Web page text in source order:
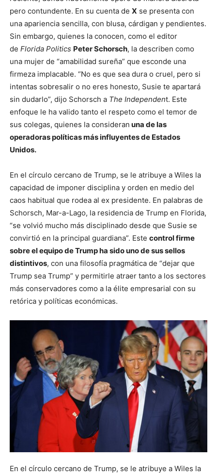
pero contundente. En su cuenta de X se presenta con
una apariencia sencilla, con blusa, cárdigan y pendientes.
Sin embargo, quienes la conocen, como el editor
de Florida Politics Peter Schorsch, la describen como
una mujer de “amabilidad sureña” que esconde una
firmeza implacable. “No es que sea dura o cruel, pero si
intentas sobresalir o no eres honesto, Susie te apartará
sin dudarlo”, dijo Schorsch a The Independent. Este
enfoque le ha valido tanto el respeto como el temor de
sus colegas, quienes la consideran una de las
operadoras políticas más influyentes de Estados
Unidos.
En el círculo cercano de Trump, se le atribuye a Wiles la
capacidad de imponer disciplina y orden en medio del
caos habitual que rodea al ex presidente. En palabras de
Schorsch, Mar-a-Lago, la residencia de Trump en Florida,
“se volvió mucho más disciplinado desde que Susie se
convirtió en la principal guardiana”. Este control firme
sobre el equipo de Trump ha sido uno de sus sellos
distintivos, con una filosofía pragmática de “dejar que
Trump sea Trump” y permitirle atraer tanto a los sectores
más conservadores como a la élite empresarial con su
retórica y políticas económicas.
En el círculo cercano de Trump, se le atribuye a Wiles la